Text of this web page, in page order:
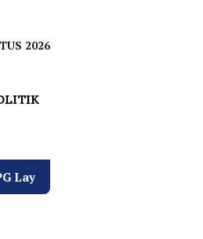
2026